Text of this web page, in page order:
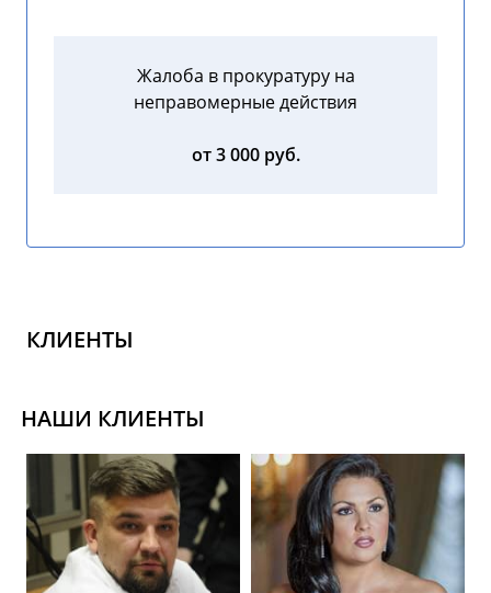
Жалоба в прокуратуру на
неправомерные действия
от 3 000 руб.
КЛИЕНТЫ
НАШИ КЛИЕНТЫ